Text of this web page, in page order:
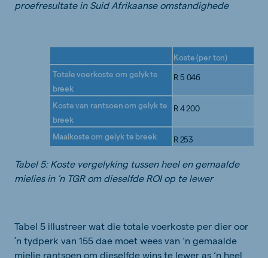
proefresultate in Suid Afrikaanse omstandighede
Koste (perton)
Totale voerkoste om gelykte
breek
R5 046
Koste van rantsoen om gelykte
breek
R4200
Maalkoste om gelykte breek R253
Tabel 5: Koste vergelyking tussen heel en gemaalde
mielies in 'n TGR om dieselfde ROI op te lewer
Tabel 5 illustreer wat die totale voerkoste per dier oor
’n tydperk van 155 dae moet wees van ‘n gemaalde
mielie rantsoen om dieselfde wins te lewer as ‘n heel